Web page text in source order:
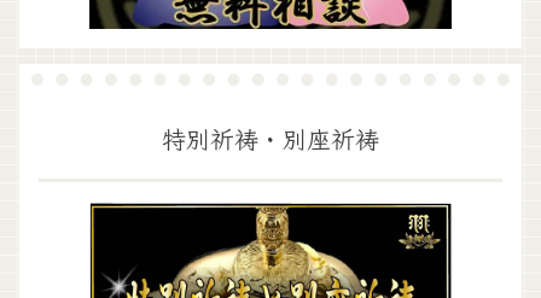
特別祈祷・別座祈祷